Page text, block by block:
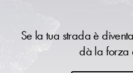
Se la tua strada è
dà la forza